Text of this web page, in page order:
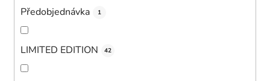
Předobjednávka 1
LIMITED EDITION 42